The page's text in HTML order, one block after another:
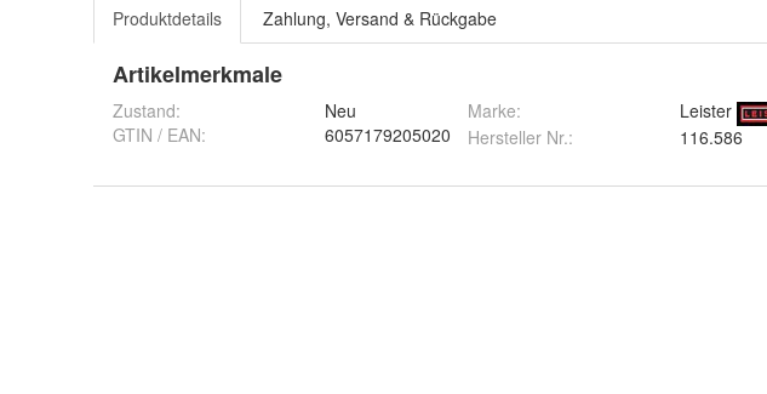
Produktdetails Zahlung, Versand & Rückgabe
Artikelmerkmale
Zustand:
Neu
GTIN / EAN:
6057179205020
Marke:
Leister
Hersteller Nr.:
116.586